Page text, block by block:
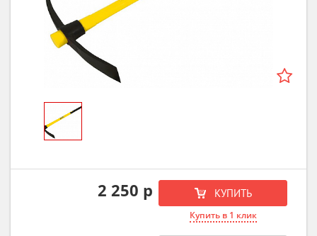
2 250 р КУПИТЬ
Купить в 1 клик